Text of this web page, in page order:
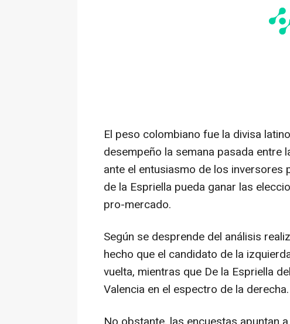
El peso colombiano fue la divisa
desempeño la semana pasada entre
ante el entusiasmo de los
de la Espriella pueda ganar las
pro-mercado.
Según se desprende del análisis
hecho que el candidato de la
vuelta, mientras que De la Espriella
Valencia en el espectro de la derecha.